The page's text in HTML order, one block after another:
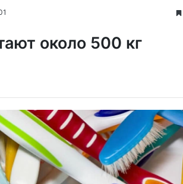
около 500 кг